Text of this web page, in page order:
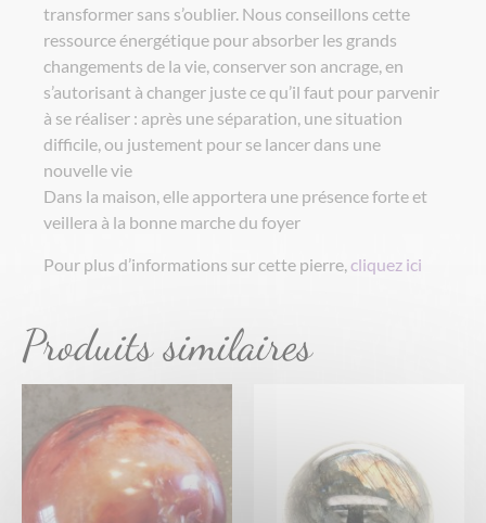
transformer sans s’oublier. Nous conseillons cette
ressource énergétique pour absorber les grands
changements de la vie, conserver son ancrage, en
s’autorisant à changer juste ce qu’il faut pour parvenir
à se réaliser : après une séparation, une situation
difficile, ou justement pour se lancer dans une
nouvelle vie
Dans la maison, elle apportera une présence forte et
veillera à la bonne marche du foyer
Pour plus d’informations sur cette pierre,cliquez ici
Produits similaires